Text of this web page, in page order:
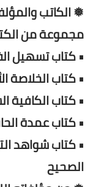
❅ الكاتب
مجموعة من
• كتاب تسهيل
• كتاب الخلاصة
• كتاب الكافية
• كتاب عمدة
• كتاب شواهد
الصحيح